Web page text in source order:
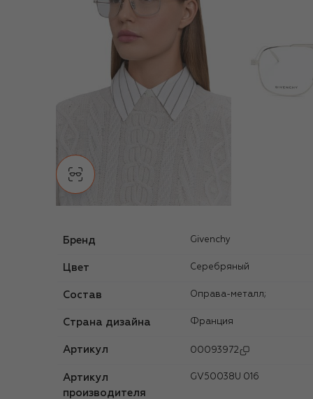
Бренд Givenchy
Цвет Серебряный
Состав Оправа-металл;
Страна дизайна Франция
Артикул 00093972
Артикул
производителя
GV50038U 016